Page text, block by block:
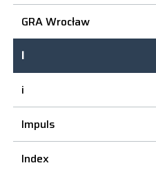
GRA Wrocław
I
i
Impuls
Index